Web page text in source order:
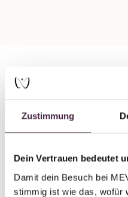
Zustimmung
Dein Vertrauen bedeutet
Damit dein Besuch bei
stimmig ist wie das, wofür
Human burial
Bestattungsdienst
Hölderlinstr. 1
Germany